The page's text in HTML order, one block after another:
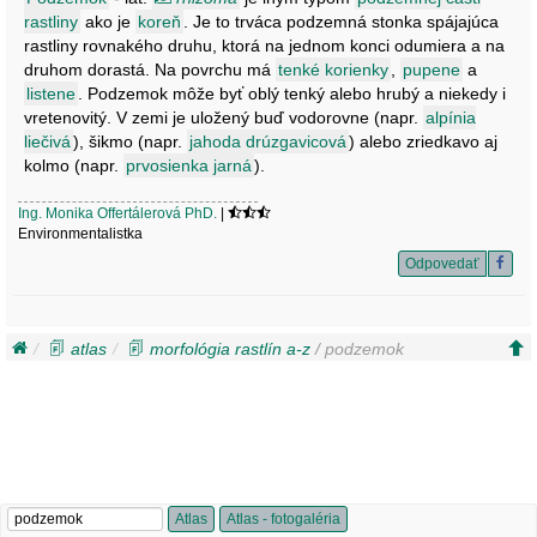
rastliny ako je koreň
. Je to trváca podzemná stonka spájajúca
rastliny rovnakého druhu, ktorá na jednom konci odumiera a na
druhom dorastá. Na povrchu má tenké korienky pupene a
listene
. Podzemok môže byť oblý tenký alebo hrubý a niekedy i
vretenovitý. V zemi je uložený buď vodorovne (napr. alpínia
liečivá), šikmo (napr. jahoda drúzgavicová) alebo zriedkavo aj
kolmo (napr.
prvosienka jarná).
Ing. Monika Offertálerová PhD.
Environmentalistka
Odpovedať
atlas morfológia rastlín a-z/ podzemok
Atlas Atlas - fotogaléria